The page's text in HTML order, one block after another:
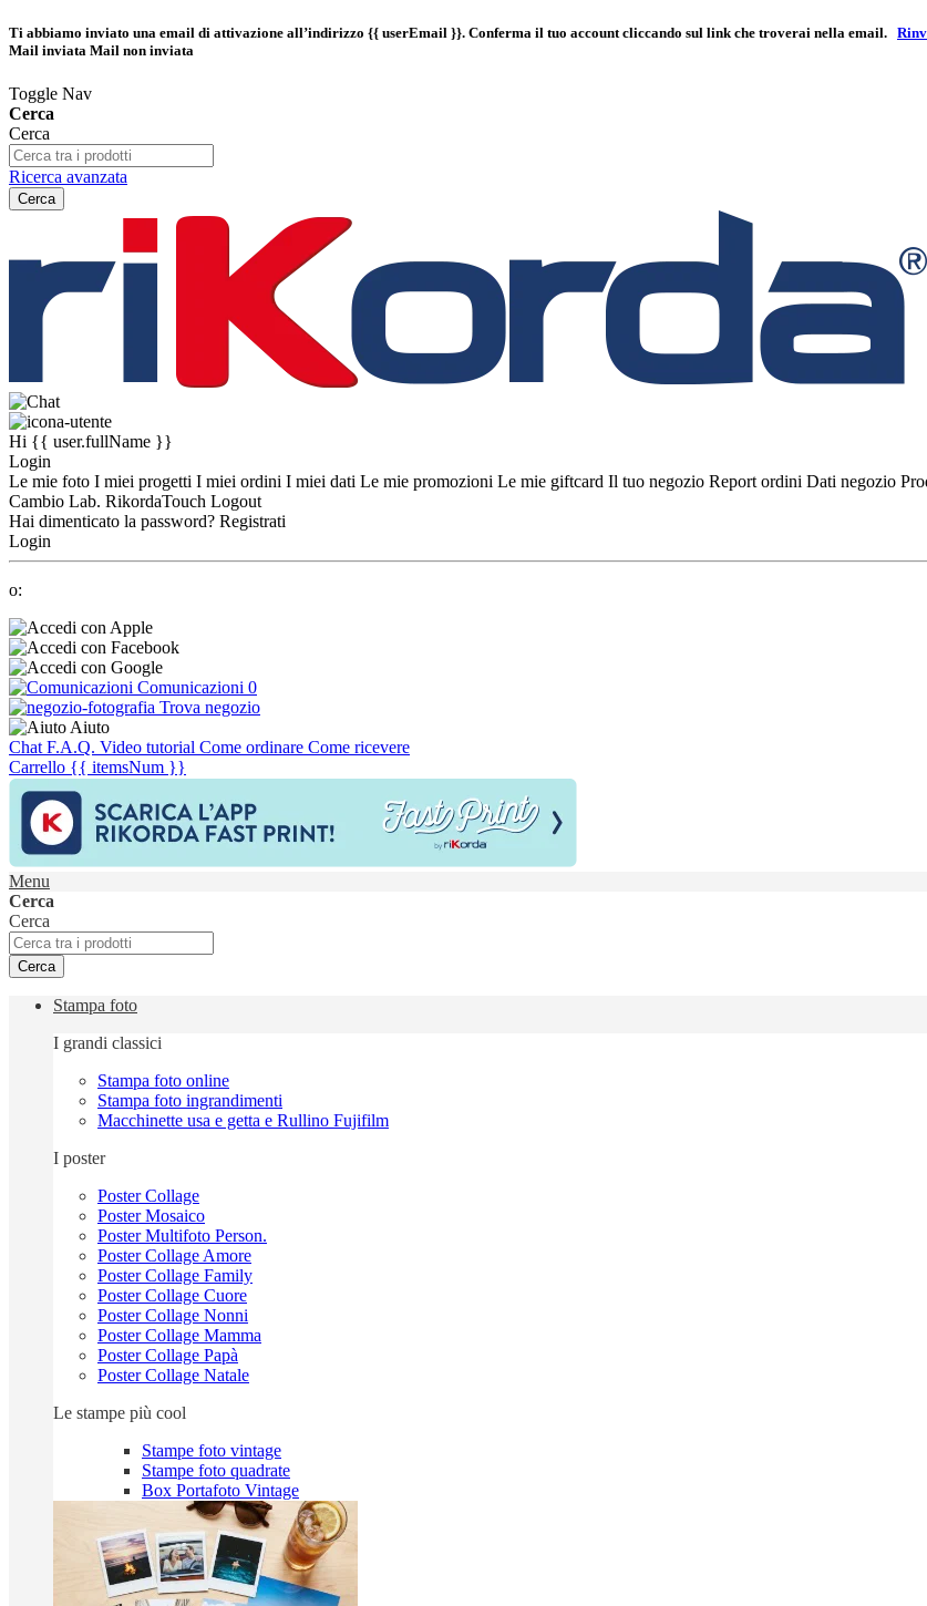
Ti abbiamo inviato una email di attivazione all’indirizzo {{ userEmail }}. Conferma il tuo account cliccando sul link che troverai nella email.
Mail inviata Mail non inviata
Toggle Nav
Cerca
Cerca
Ricerca avanzata
Cerca
Hi {{ user.fullName }}
Login
Le mie foto I miei progetti I miei ordini I miei dati Le mie promozioni Le mie giftcard Il tuo negozio Report ordini Dati negozio
Cambio Lab. RikordaTouch Logout
Hai dimenticato la password? Registrati
Login
o:
Comunicazioni 0
Trova negozio
Aiuto
Chat F.A.Q. Video tutorial Come ordinare Come ricevere
Carrello {{ itemsNum }}
Menu
Cerca
Cerca
Cerca
Stampa foto
I grandi classici
Stampa foto online
Stampa foto ingrandimenti
Macchinette usa e getta e Rullino Fujifilm
I poster
Poster Collage
Poster Mosaico
Poster Multifoto Person.
Poster Collage Amore
Poster Collage Family
Poster Collage Cuore
Poster Collage Nonni
Poster Collage Mamma
Poster Collage Papà
Poster Collage Natale
Le stampe più cool
Stampe foto vintage
Stampe foto quadrate
Box Portafoto Vintage